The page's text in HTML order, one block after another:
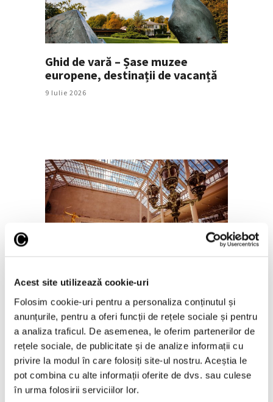
Acest site utilizează cookie-uri
Folosim cookie-uri pentru a personaliza conținutul și
anunțurile, pentru a oferi funcții de rețele sociale și pentru
a analiza traficul. De asemenea, le oferim partenerilor de
rețele sociale, de publicitate și de analize informații cu
privire la modul în care folosiți site-ul nostru. Aceștia le
pot combina cu alte informații oferite de dvs. sau culese
în urma folosirii serviciilor lor.
Ghid de vară – Șase muzee
europene, destinații de vacanță
9 Iulie 2026
95 de milioane de dolari
6 Iulie 2026